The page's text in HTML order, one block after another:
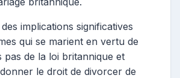
des implications significatives
qui se marient en vertu de
pas de la loi britannique et
le droit de divorcer de